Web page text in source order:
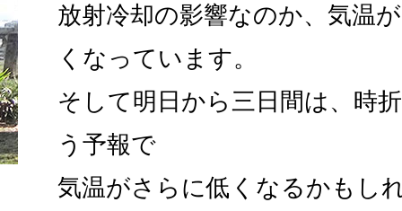
放射冷却の影響なのか、気温
くなっています。
そして明日から三日間は、時
う予報で
気温がさらに低くなるかもし